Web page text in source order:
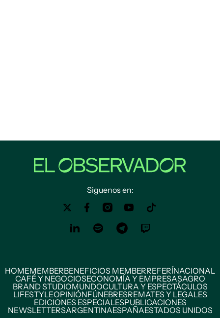
Siguenos en:
HOMEMEMBERBENEFICIOS MEMBERREFERÍNACIONAL
CAFÉ Y NEGOCIOSECONOMÍA Y EMPRESASAGRO
BRAND STUDIOMUNDOCULTURA Y ESPECTÁCULOS
LIFESTYLEOPINIÓNFÚNEBRESREMATES Y LEGALES
EDICIONES ESPECIALESPUBLICACIONES
NEWSLETTERSARGENTINAESPAÑAESTADOS UNIDOS